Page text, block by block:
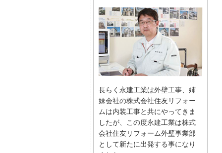
長らく永建工業は外壁工事、姉
妹会社の株式会社住友リフォー
ムは内装工事と共にやってきま
したが、この度永建工業は株式
会社住友リフォーム外壁事業部
として新たに出発する事になり